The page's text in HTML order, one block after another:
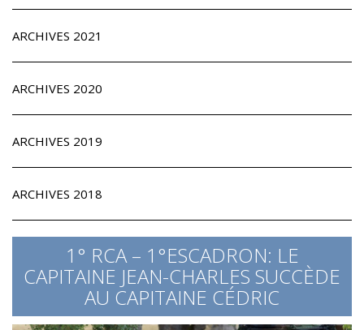
ARCHIVES 2021
ARCHIVES 2020
ARCHIVES 2019
ARCHIVES 2018
1° RCA – 1°ESCADRON: LE
CAPITAINE JEAN-CHARLES SUCCÈDE
AU CAPITAINE CÉDRIC